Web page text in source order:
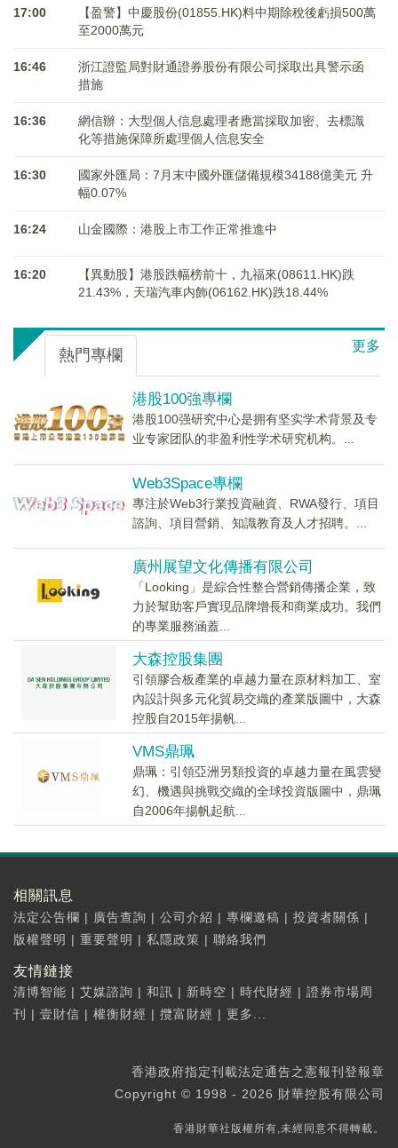
17:00
【盈警】中慶股份(01855.HK)料中期除稅後虧損500萬
至2000萬元
16:46
浙江證監局對財通證券股份有限公司採取出具警示函
措施
16:36
網信辦：大型個人信息處理者應當採取加密、去標識
化等措施保障所處理個人信息安全
16:30
國家外匯局：7月末中國外匯儲備規模34188億美元 升
幅0.07%
16:24 山金國際：港股上市工作正常推進中
16:20
【異動股】港股跌幅榜前十，九福來(08611.HK)跌
21.43%，天瑞汽車内飾(06162.HK)跌18.44%
更多
熱門專欄
港股100強專欄
港股100强研究中心是拥有坚实学术背景及专
业专家团队的非盈利性学术研究机构。...
Web3Space專欄
專注於Web3行業投資融資、RWA發行、項目
諮詢、項目營銷、知識教育及人才招聘。...
廣州展望文化傳播有限公司
「Looking」是綜合性整合營銷傳播企業，致
力於幫助客戶實現品牌增長和商業成功。我們
的專業服務涵蓋...
大森控股集團
引領膠合板產業的卓越力量在原材料加工、室
內設計與多元化貿易交織的產業版圖中，大森
控股自2015年揚帆...
VMS鼎珮
鼎珮：引領亞洲另類投資的卓越力量在風雲變
幻、機遇與挑戰交織的全球投資版圖中，鼎珮
自2006年揚帆起航...
相關訊息
法定公告欄 | 廣告查詢 | 公司介紹 | 專欄邀稿 | 投資者關係 |
版權聲明 | 重要聲明 | 私隱政策 | 聯絡我們
友情鏈接
清博智能 | 艾媒諮詢 | 和訊 | 新時空 | 時代財經 | 證券市場周
刊
| 壹財信 | 權衡財經 | 攬富財經 | 更多...
香港政府指定刊載法定通告之憲報刊登報章
Copyright © 1998 - 2026 財華控股有限公司
香港財華社版權所有,未經同意不得轉載。